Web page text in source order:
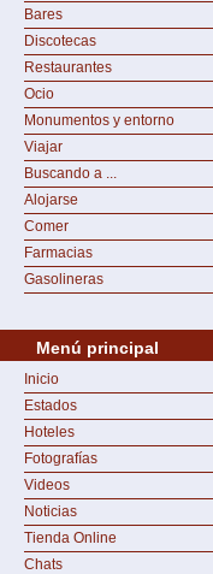
Bares
Discotecas
Restaurantes
Ocio
Monumentos y entorno
Viajar
Buscando a ...
Alojarse
Comer
Farmacias
Gasolineras
Menú principal
Inicio
Estados
Hoteles
Fotografías
Videos
Noticias
Tienda Online
Chats